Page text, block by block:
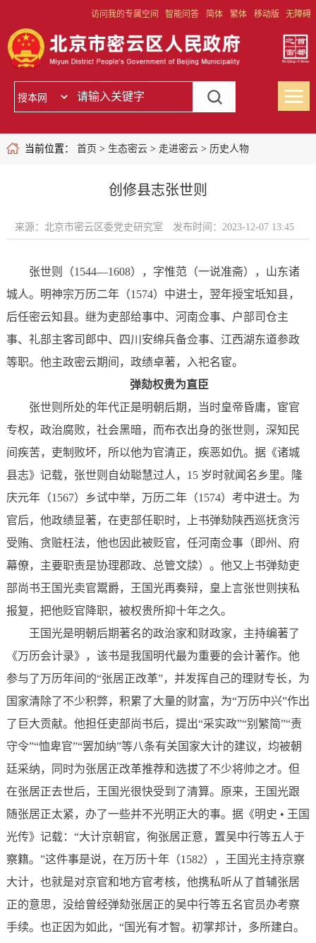
访问我的专属空间 智能问答 简体 繁体 移动版 无障碍
当前位置： 首页 > 生态密云> 走进密云> 历史人物
创修县志张世则
来源：北京市密云区委党史研究室 发布时间：2023-12-07 13:45
张世则（1544—1608），字惟范（一说准斋），山东诸
城人。明神宗万历二年（1574）中进士，翌年授宝坻知县，
后任密云知县。继为吏部给事中、河南佥事、户部司仓主
事、礼部主客司郎中、四川安绵兵备佥事、江西湖东道参政
等职。他主政密云期间，政绩卓著，入祀名宦。
弹劾权贵为直臣
张世则所处的年代正是明朝后期，当时皇帝昏庸，宦官
专权，政治腐败，社会黑暗，而布衣出身的张世则，深知民
间疾苦，吏制败坏，所以他为官清正， 疾恶如仇。据《诸城
县志》记载，张世则自幼聪慧过人，15 岁时就闻名乡里。隆
庆元年（1567）乡试中举，万历二年（1574）考中进士。为
官后，他政绩显著，在吏部任职时，上书弹劾陕西巡抚贪污
受贿、贪赃枉法，他也因此被贬官，任河南佥事（即州、府
幕僚，主要职责是协理郡政、总管文牍）。他又上书弹劾吏
部尚书王国光卖官鬻爵，王国光再奏辩，皇上言张世则挟私
报复，把他贬官降职，被权贵所抑十年之久。
王国光是明朝后期著名的政治家和财政家，主持编著了
《万历会计录》，该书是我国明代最为重要的会计著作。他
参与了万历年间的“张居正改革”，并发挥自己的理财专长，为
国家清除了不少积弊，积累了大量的财富，为“万历中兴”作出
了巨大贡献。他担任吏部尚书后，提出“采实政”“别繁简”“责
守令”“恤卑官”“罢加纳”等八条有关国家大计的建议，均被朝
廷采纳，同时为张居正改革推荐和选拔了不少将帅之才。但
在张居正去世后，王国光很快受到了清算。原来，王国光跟
随张居正太紧，办了一些并不光明正大的事。据《明史 • 王国
光传》记载：“大计京朝官，徇张居正意，置吴中行等五人于
察籍。”这件事是说，在万历十年（1582），王国光主持京察
大计，也就是对京官和地方官考核，他携私听从了首辅张居
正的意思，没给曾经弹劾张居正的吴中行等五名官员办考察
手续。也正因为如此，“国光有才智。初掌邦计，多所建白。